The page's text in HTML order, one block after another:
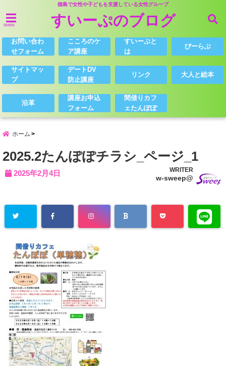
徳島で女性や子どもを支援している女性グループ
menu すいーぷのブログ
お問い合わ
せフォーム
こころのケ
ア講座
すいーぷと
は
びーらぶ
サイトマッ
プ
デートDV
防止講座
リンク 大人と絵本
沿革
講座お申込
フォーム
間借りカフ
ェたんぽぽ
ホーム
2025.2たんぽぽチラシ_ページ_1
2025年2月4日 WRITER
w-sweep@